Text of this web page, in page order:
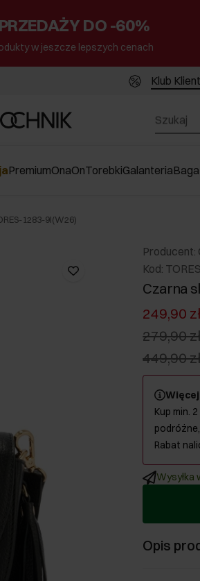
DO -60%
w jeszcze lepszych cenach
Klub
PremiumOnaOnTorebkiGalanteria
1283-9I(W26)
Producent:
Kod:
Czarna
249,90 zł
279,90
449,90
Kup min.
Rabat
Wysyłka
Opis